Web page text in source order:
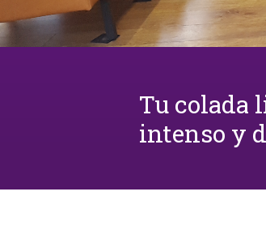
Tu colada
intenso y